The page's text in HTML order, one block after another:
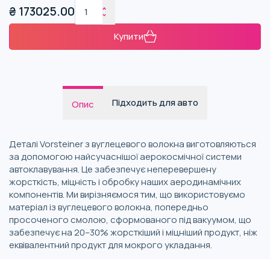
₴ 173025.00
Купити
Опис Підходить для авто
Деталі Vorsteiner з вуглецевого волокна виготовляються
за допомогою найсучаснішої аерокосмічної системи
автоклавування. Це забезпечує неперевершену
жорсткість, міцність і обробку наших аеродинамічних
компонентів. Ми вирізняємося тим, що використовуємо
матеріал із вуглецевого волокна, попередньо
просоченого смолою, сформованого під вакуумом, що
забезпечує на 20–30% жорсткіший і міцніший продукт, ніж
еквівалентний продукт для мокрого укладання.